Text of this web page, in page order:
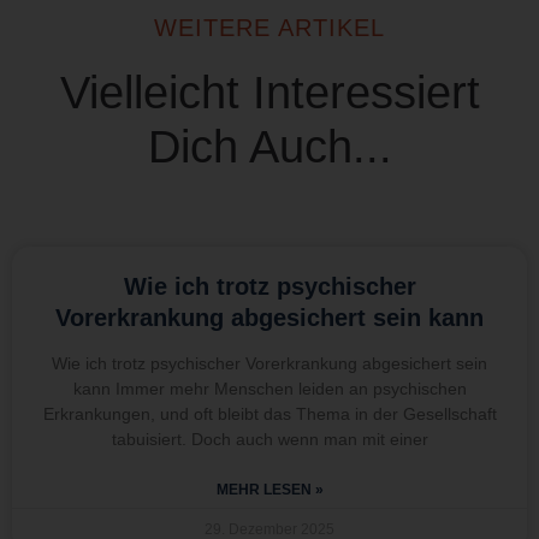
WEITERE ARTIKEL
Vielleicht Interessiert
Dich Auch...
Wie ich trotz psychischer
Vorerkrankung abgesichert sein kann
Wie ich trotz psychischer Vorerkrankung abgesichert sein
kann Immer mehr Menschen leiden an psychischen
Erkrankungen, und oft bleibt das Thema in der Gesellschaft
tabuisiert. Doch auch wenn man mit einer
MEHR LESEN »